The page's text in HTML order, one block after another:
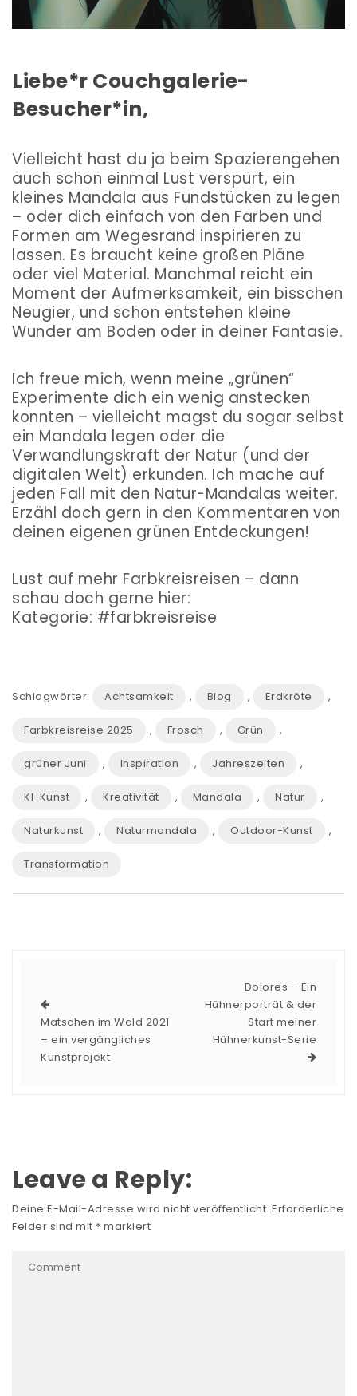
Liebe*r Couchgalerie-
Besucher*in,
Vielleicht hast du ja beim Spazierengehen
auch schon einmal Lust verspürt, ein
kleines Mandala aus Fundstücken zu legen
– oder dich einfach von den Farben und
Formen am Wegesrand inspirieren zu
lassen. Es braucht keine großen Pläne
oder viel Material. Manchmal reicht ein
Moment der Aufmerksamkeit, ein bisschen
Neugier, und schon entstehen kleine
Wunder am Boden oder in deiner Fantasie.
Ich freue mich, wenn meine „grünen“
Experimente dich ein wenig anstecken
konnten – vielleicht magst du sogar selbst
ein Mandala legen oder die
Verwandlungskraft der Natur (und der
digitalen Welt) erkunden. Ich mache auf
jeden Fall mit den Natur-Mandalas weiter.
Erzähl doch gern in den Kommentaren von
deinen eigenen grünen Entdeckungen!
Lust auf mehr Farbkreisreisen – dann
schau doch gerne hier:
Kategorie: #farbkreisreise
Schlagwörter: Achtsamkeit , Blog , Erdkröte ,
Farbkreisreise 2025 , Frosch , Grün ,
grüner Juni , Inspiration , Jahreszeiten ,
KI-Kunst , Kreativität , Mandala , Natur ,
Naturkunst , Naturmandala , Outdoor-Kunst ,
Transformation
Matschen im Wald 2021
– ein vergängliches
Kunstprojekt
Dolores – Ein
Hühnerporträt & der
Start meiner
Hühnerkunst-Serie
Leave a Reply:
Deine E-Mail-Adresse wird nicht veröffentlicht. Erforderliche
Felder sind mit * markiert